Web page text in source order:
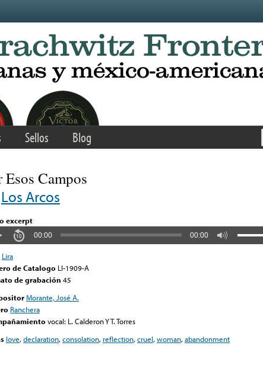
Sellos Blog
Esos Campos
Los Arcos
excerpt
00:00 00:00
Lira
de Catalogo LI-1909-A
de grabación 45
Morante, José A.
Ranchera
vocal: L. Calderon Y T. Torres
love,declaration,consolation, reflection,cruel,woman,abandonment